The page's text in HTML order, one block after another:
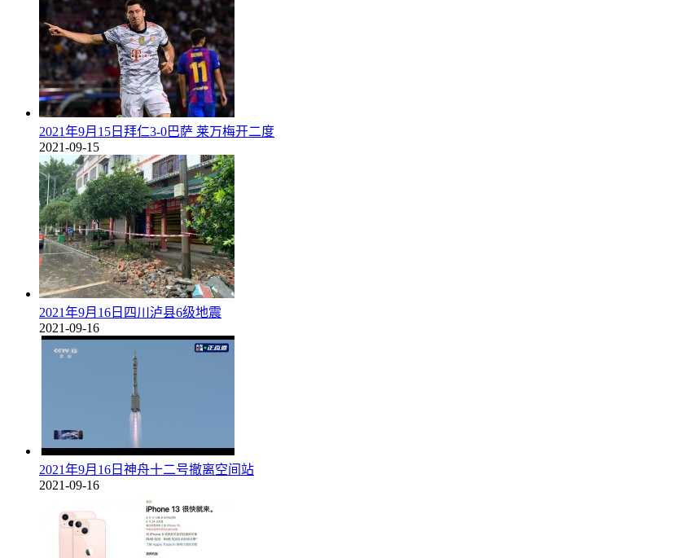
2021年9月15日拜仁3-0巴萨 莱万梅开二度
2021-09-15
2021年9月16日四川泸县6级地震
2021-09-16
2021年9月16日神舟十二号撤离空间站
2021-09-16